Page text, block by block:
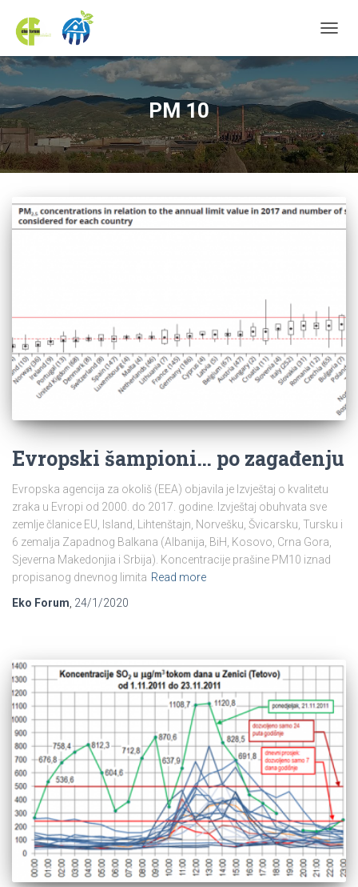
PM 10
Evropski šampioni… po zagađenju
Evropska agencija za okoliš (EEA) objavila je Izvještaj o kvalitetu
zraka u Evropi od 2000. do 2017. godine. Izvještaj obuhvata sve
zemlje članice EU, Island, Lihtenštajn, Norvešku, Švicarsku, Tursku i
6 zemalja Zapadnog Balkana (Albanija, BiH, Kosovo, Crna Gora,
Sjeverna Makedonjia i Srbija). Koncentracije prašine PM10 iznad
propisanog dnevnog limita Read more
Eko Forum 24/1/2020